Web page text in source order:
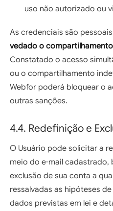
uso não autorizado ou
As credenciais são
vedado o compartilhamento
Constatado o acesso
ou o compartilhamento
Webfor poderá bloquear o
outras sanções.
4.4. Redefinição e
O Usuário pode solicitar a
meio do e-mail cadastrado,
exclusão de sua conta a
ressalvadas as hipóteses
dados previstas em lei e